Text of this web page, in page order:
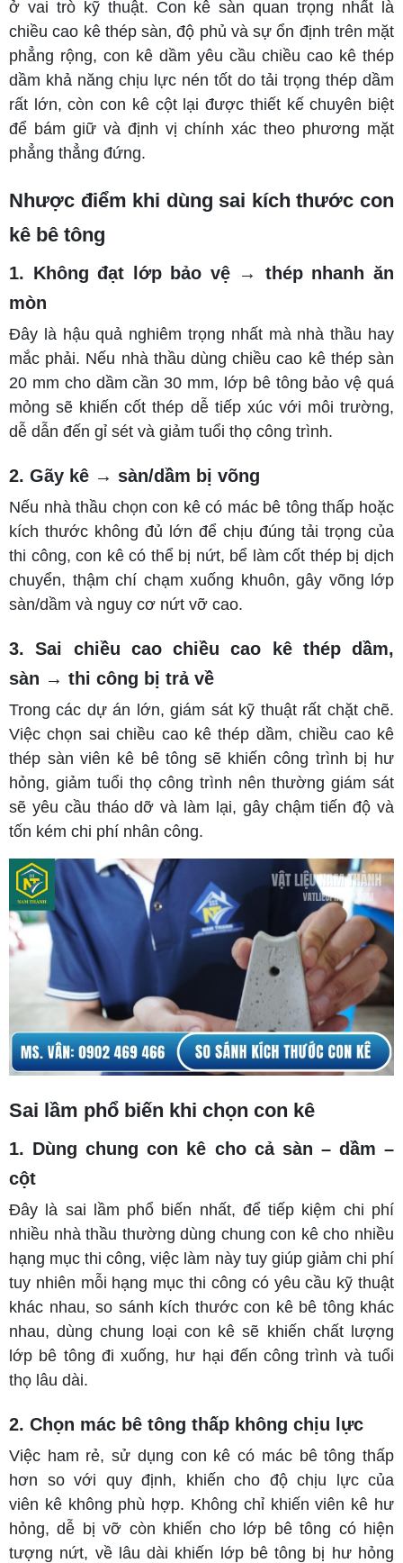
ở vai trò kỹ thuật. Con kê sàn quan trọng nhất là
chiều cao kê thép sàn, độ phủ và sự ổn định trên mặt
phẳng rộng, con kê dầm yêu cầu chiều cao kê thép
dầm khả năng chịu lực nén tốt do tải trọng thép dầm
rất lớn, còn con kê cột lại được thiết kế chuyên biệt
để bám giữ và định vị chính xác theo phương mặt
phẳng thẳng đứng.
Nhược điểm khi dùng sai kích thước con
kê bê tông
1. Không đạt lớp bảo vệ → thép nhanh ăn
mòn
Đây là hậu quả nghiêm trọng nhất mà nhà thầu hay
mắc phải. Nếu nhà thầu dùng chiều cao kê thép sàn
20 mm cho dầm cần 30 mm, lớp bê tông bảo vệ quá
mỏng sẽ khiến cốt thép dễ tiếp xúc với môi trường,
dễ dẫn đến gỉ sét và giảm tuổi thọ công trình.
2. Gãy kê → sàn/dầm bị võng
Nếu nhà thầu chọn con kê có mác bê tông thấp hoặc
kích thước không đủ lớn để chịu đúng tải trọng của
thi công, con kê có thể bị nứt, bể làm cốt thép bị dịch
chuyển, thậm chí chạm xuống khuôn, gây võng lớp
sàn/dầm và nguy cơ nứt vỡ cao.
3. Sai chiều cao chiều cao kê thép dầm,
sàn → thi công bị trả về
Trong các dự án lớn, giám sát kỹ thuật rất chặt chẽ.
Việc chọn sai chiều cao kê thép dầm, chiều cao kê
thép sàn viên kê bê tông sẽ khiến công trình bị hư
hỏng, giảm tuổi thọ công trình nên thường giám sát
sẽ yêu cầu tháo dỡ và làm lại, gây chậm tiến độ và
tốn kém chi phí nhân công.
Sai lầm phổ biến khi chọn con kê
1. Dùng chung con kê cho cả sàn – dầm –
cột
Đây là sai lầm phổ biến nhất, để tiếp kiệm chi phí
nhiều nhà thầu thường dùng chung con kê cho nhiều
hạng mục thi công, việc làm này tuy giúp giảm chi phí
tuy nhiên mỗi hạng mục thi công có yêu cầu kỹ thuật
khác nhau, so sánh kích thước con kê bê tông khác
nhau, dùng chung loại con kê sẽ khiến chất lượng
lớp bê tông đi xuống, hư hại đến công trình và tuổi
thọ lâu dài.
2. Chọn mác bê tông thấp không chịu lực
Việc ham rẻ, sử dụng con kê có mác bê tông thấp
hơn so với quy định, khiến cho độ chịu lực của
viên kê không phù hợp. Không chỉ khiến viên kê hư
hỏng, dễ bị vỡ còn khiến cho lớp bê tông có hiện
tượng nứt, về lâu dài khiến lớp bê tông bị hư hỏng